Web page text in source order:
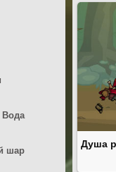
Душа
Вода
шар